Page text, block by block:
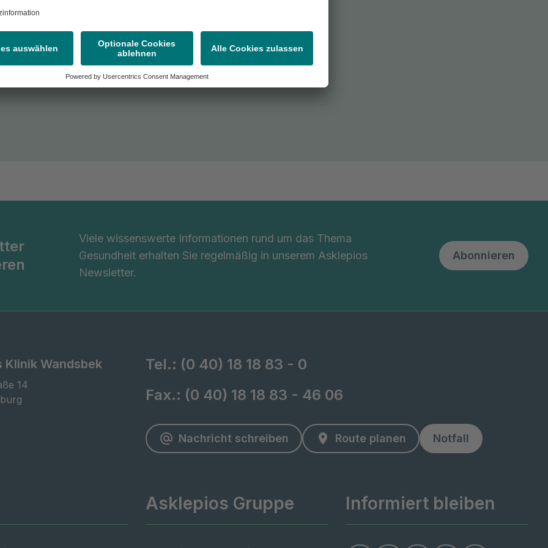
Viele wissenswerte Informationen rund um das Thema
Gesundheit erhalten Sie regelmäßig in unserem Asklepios
Newsletter.
Abonnieren
Klinik Wandsbek
14
Tel.: (0 40) 18 18 83 - 0
Fax.: (0 40) 18 18 83 - 46 06
Nachricht schreiben Route planen Notfall
Asklepios Gruppe Informiert bleiben